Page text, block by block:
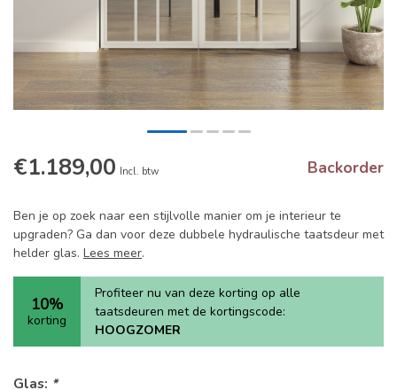
€1.189,00 Incl. btw Backorder
Ben je op zoek naar een stijlvolle manier om je interieur te
upgraden? Ga dan voor deze dubbele hydraulische taatsdeur met
helder glas. Lees meer.
10%
korting
Profiteer nu van deze korting op alle
taatsdeuren met de kortingscode:
HOOGZOMER
Glas: *